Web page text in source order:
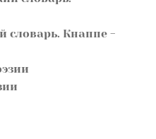
словарь. Кнаппе -